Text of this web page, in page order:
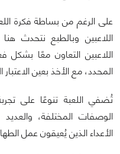
على الرغم من بساطة فكرة
اللاعبين وبالطبع نتحدث
اللاعبين التعاون معًا بشكل
المحدد، مع الأخذ بعين
تُضفي اللعبة تنوعًا على
الوصفات المختلفة،
الأعداء الذين يُعيقون عمل